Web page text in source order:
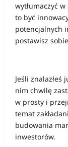
wytłumaczyć
to być
potencjalnych
postawisz
Jeśli
nim chwilę
w prosty i
temat
budowania
inwestorów.